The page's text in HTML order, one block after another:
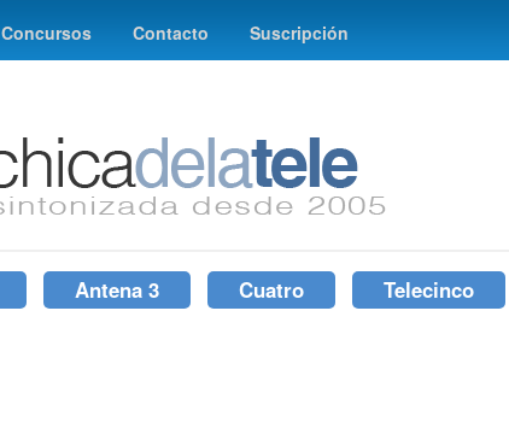
Concursos Contacto Suscripción
Antena 3 Cuatro Telecinco